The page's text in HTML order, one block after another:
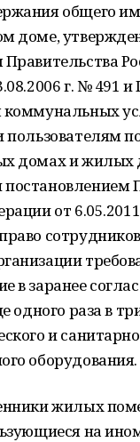
общего
доме,
г. № 491
коммунальных
пользователям
домах и жилых
от
сотрудников
в заранее
одного раза в
и
оборудования.
жилых
на